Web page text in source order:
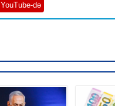
YouTube-də